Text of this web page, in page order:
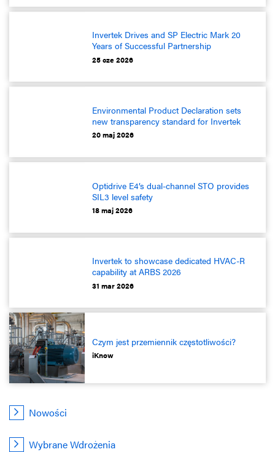
Invertek Drives and SP Electric Mark 20
Years of Successful Partnership
25 cze 2026
Environmental Product Declaration sets
new transparency standard for Invertek
20 maj 2026
Optidrive E4’s dual-channel STO provides
SIL3 level safety
18 maj 2026
Invertek to showcase dedicated HVAC-R
capability at ARBS 2026
31 mar 2026
Czym jest przemiennik częstotliwości?
iKnow
Nowości
Wybrane Wdrożenia